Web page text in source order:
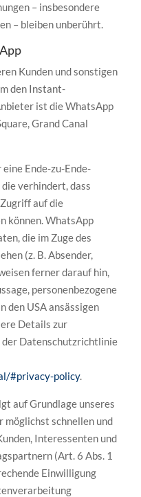
– insbesondere
– bleiben unberührt.
Kunden und sonstigen
den Instant-
ist die WhatsApp
Grand Canal
Ende-zu-Ende-
verhindert, dass
auf die
können. WhatsApp
die im Zuge des
(z. B. Absender,
ferner darauf hin,
personenbezogene
den USA ansässigen
Details zur
Datenschutzrichtlinie
#privacy-policy.
auf Grundlage unseres
schnellen und
Interessenten und
(Art. 6 Abs. 1
Einwilligung